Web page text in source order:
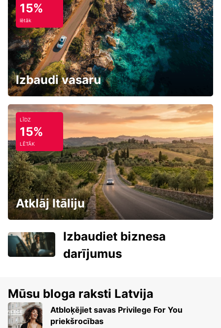
15%
lētāk
Izbaudi vasaru
LĪDZ
15%
LĒTĀK
Atklāj Itāliju
Izbaudiet biznesa
darījumus
Mūsu bloga raksti Latvija
Atbloķējiet savas Privilege For You
priekšrocības